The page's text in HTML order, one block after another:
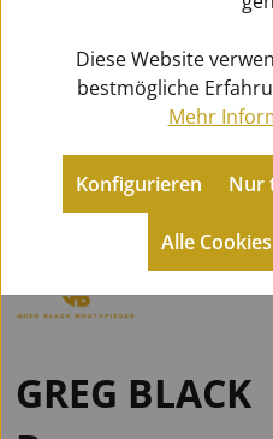
Mundstücke
GREG BLACK
Diese Website
bestmögliche
Mehr
Konfigurieren
Alle
Nur